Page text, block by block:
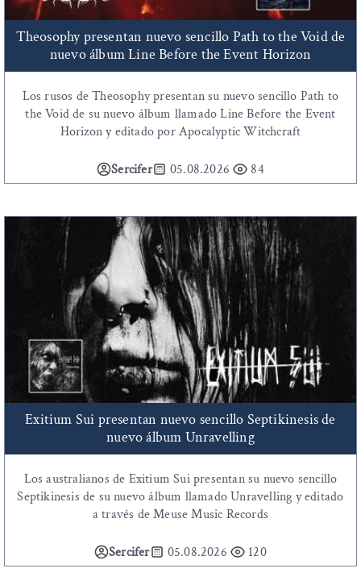
Theosophy presentan nuevo sencillo Path to the Void de
nuevo álbum Line Before the Event Horizon
Los rusos de Theosophy presentan su nuevo sencillo Path to
the Void de su nuevo álbum llamado Line Before the Event
Horizon y editado por Apocalyptic Witchcraft
Sercifer 05.08.2026 84
Exitium Sui presentan nuevo sencillo Septikinesis de
nuevo álbum Unravelling
Los australianos de Exitium Sui presentan su nuevo sencillo
Septikinesis de su nuevo álbum llamado Unravelling y editado
a través de Meuse Music Records
Sercifer 05.08.2026 120